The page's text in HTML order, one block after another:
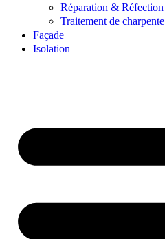
Réparation & Réfection
Traitement de charpente
Façade
Isolation